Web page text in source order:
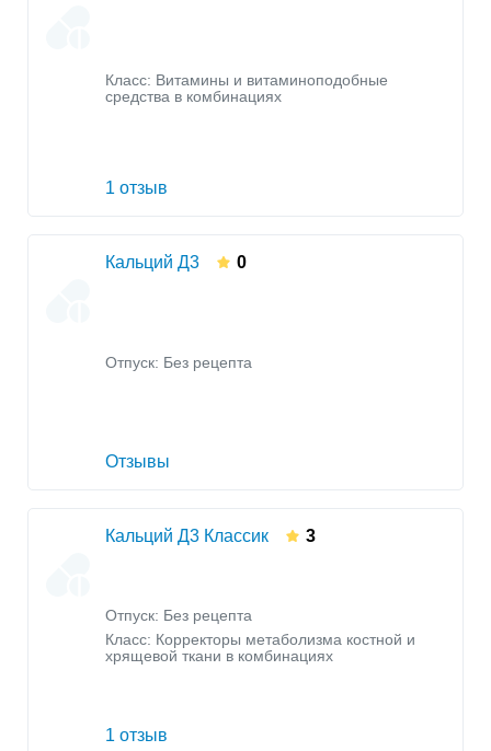
Класс: Витамины и витаминоподобные
средства в комбинациях
1 отзыв
Кальций Д3 0
Отпуск: Без рецепта
Отзывы
Кальций Д3 Классик 3
Отпуск: Без рецепта
Класс: Корректоры метаболизма костной и
хрящевой ткани в комбинациях
1 отзыв